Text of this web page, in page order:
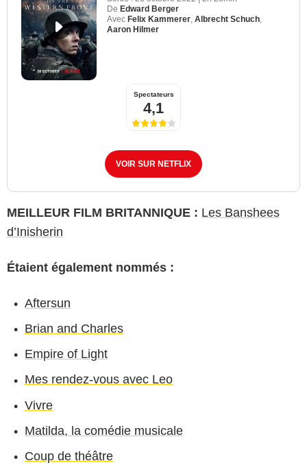
De Edward Berger
Avec Felix Kammerer Albrecht Schuch
Aaron Hilmer
Spectateurs
4,1
VOIR SUR NETFLIX
MEILLEUR FILM BRITANNIQUE : Les Banshees
d’Inisherin
Étaient également nommés :
Aftersun
Brian and Charles
Empire of Light
Mes rendez-vous avec Leo
Vivre
Matilda, la comédie musicale
Coup de théâtre